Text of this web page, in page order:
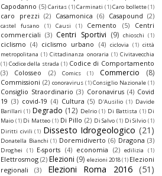
Capodanno (5) Caritas (1)Carminati (1)Caro bollette(1)
caro prezzi (2) Casamonica (6) Casapound (2)
castel fusano (1) Causi (1) Cemento (5)
Centri
commerciali (3) Centri Sportivi (9) chioschi (1)
ciclismo (4) ciclismo urbano (4) ciclovia (1) città
metropolitana (1) Cittadinanza onoraria (1) Civitavecchia
(1) Codice della strada (1) Codice di Comportamento
(3)
Colosseo (2) Comics (1) Commercio (8)
Commissioni (2) conoravirus (1) Consiglio Nazionale (1)
Consiglio Straordinario (3) Coronavirus (4) Covid
19 (3) covid-19 (4) Cultura (5) D'Ausilio (1) Davide
Barillari (1) Degrado (12) Delrio (1) Di Battista (1) Di
Maio (1) Di Matteo (1) Di Pillo (2) Di Salvo (1) Di Silvio (1)
Diritti civili (1) Dissesto Idrogeologico (21)
Donatella Bianchi (1) Doremidiverto (6) Dragona (3)
Droghei (1) E-sports (4) economia (2) edilizia (1)
Elettrosmog (2) Elezioni (9) elezioni 2018(1) Elezioni
regionali
(3) Elezioni Roma 2016 (51)